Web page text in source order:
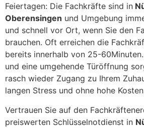
Feiertagen: Die Fachkräfte sind in
Oberensingen und Umgebung
und schnell vor Ort, wenn Sie den
brauchen. Oft erreichen die
bereits innerhalb von 25-
und eine umgehende Türöffnung
rasch wieder Zugang zu Ihrem
langen Stress und ohne hohe
Vertrauen Sie auf den
preiswerten Schlüsselnotdienst in